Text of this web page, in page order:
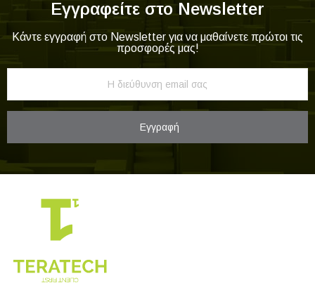
Εγγραφείτε στο Newsletter
Κάντε εγγραφή στο Newsletter για να μαθαίνετε πρώτοι τις
προσφορές μας!
Εγγραφή